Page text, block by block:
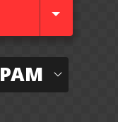
PAM